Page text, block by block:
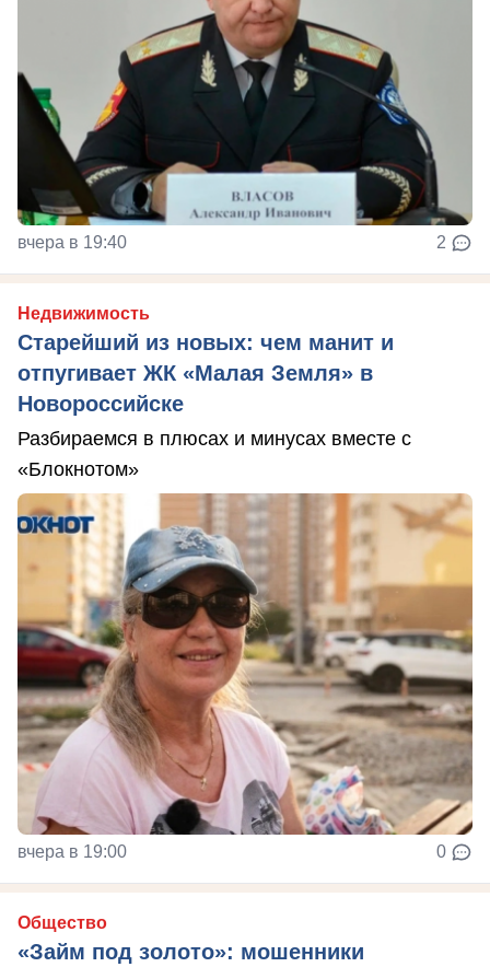
вчера в 19:40 2
Недвижимость
Старейший из новых: чем манит и
отпугивает ЖК «Малая Земля» в
Новороссийске
Разбираемся в плюсах и минусах вместе с
«Блокнотом»
вчера в 19:00 0
Общество
«Займ под золото»: мошенники